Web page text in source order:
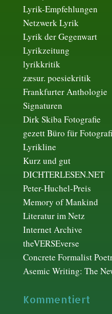
Lyrik-Empfehlungen
Netzwerk Lyrik
Lyrik der Gegenwart
Lyrikzeitung
lyrikkritik
zæsur. poesiekritik
Frankfurter Anthologie
Signaturen
Dirk Skiba Fotografie
gezett Büro für
Lyrikline
Kurz und gut
DICHTERLESEN.NET
Peter-Huchel-Preis
Memory of Mankind
Literatur im Netz
Internet Archive
theVERSEverse
Concrete Formalist
Asemic Writing: The
Kommentiert